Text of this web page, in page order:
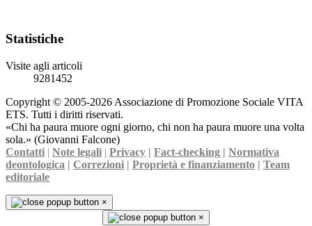
Statistiche
Visite agli articoli
9281452
Copyright © 2005-2026 Associazione di Promozione Sociale VITA
ETS. Tutti i diritti riservati.
«Chi ha paura muore ogni giorno, chi non ha paura muore una volta
sola.» (Giovanni Falcone)
Contatti | Note legali | Privacy | Fact-checking | Normativa
deontologica | Correzioni | Proprietà e finanziamento | Team
editoriale
×
×